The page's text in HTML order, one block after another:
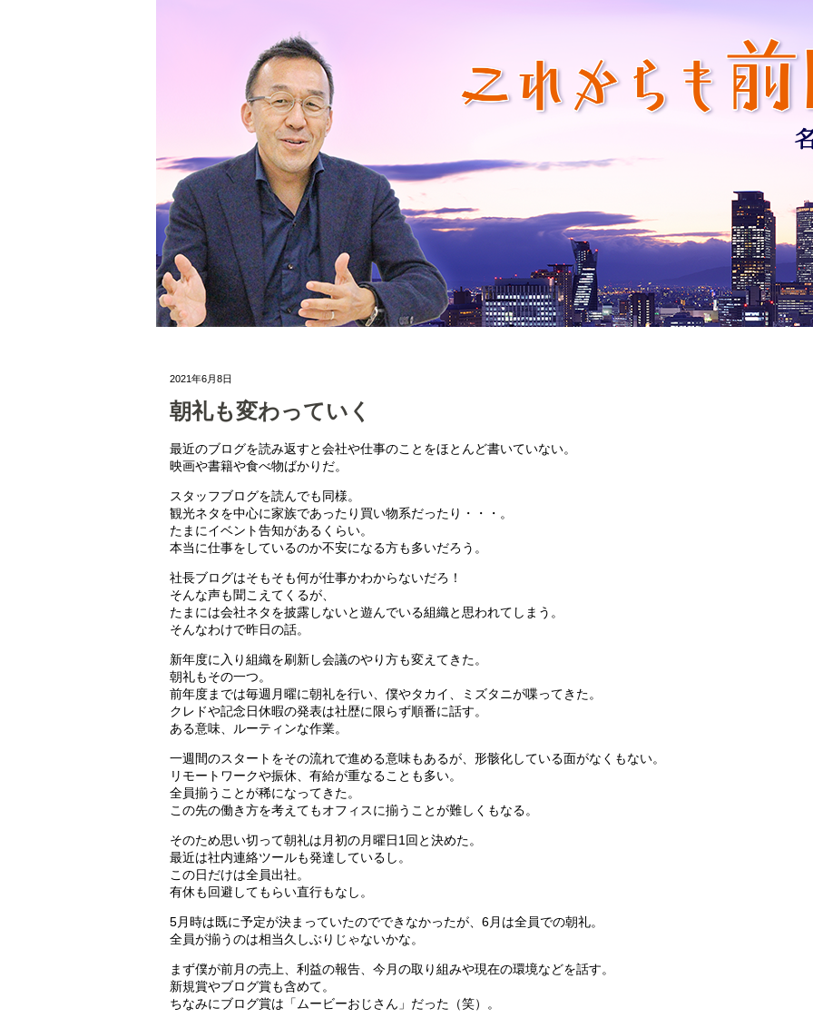
2021年6月8日
朝礼も変わっていく
最近のブログを読み返すと会社や仕事のことをほとんど書いていない。
映画や書籍や食べ物ばかりだ。
スタッフブログを読んでも同様。
観光ネタを中心に家族であったり買い物系だったり・・・。
たまにイベント告知があるくらい。
本当に仕事をしているのか不安になる方も多いだろう。
社長ブログはそもそも何が仕事かわからないだろ！
そんな声も聞こえてくるが、
たまには会社ネタを披露しないと遊んでいる組織と思われてしまう。
そんなわけで昨日の話。
新年度に入り組織を刷新し会議のやり方も変えてきた。
朝礼もその一つ。
前年度までは毎週月曜に朝礼を行い、僕やタカイ、ミズタニが喋ってきた。
クレドや記念日休暇の発表は社歴に限らず順番に話す。
ある意味、ルーティンな作業。
一週間のスタートをその流れで進める意味もあるが、形骸化している面がなくもない。
リモートワークや振休、有給が重なることも多い。
全員揃うことが稀になってきた。
この先の働き方を考えてもオフィスに揃うことが難しくもなる。
そのため思い切って朝礼は月初の月曜日1回と決めた。
最近は社内連絡ツールも発達しているし。
この日だけは全員出社。
有休も回避してもらい直行もなし。
5月時は既に予定が決まっていたのでできなかったが、6月は全員での朝礼。
全員が揃うのは相当久しぶりじゃないかな。
まず僕が前月の売上、利益の報告、今月の取り組みや現在の環境などを話す。
新規賞やブログ賞も含めて。
ちなみにブログ賞は「ムービーおじさん」だった（笑）。